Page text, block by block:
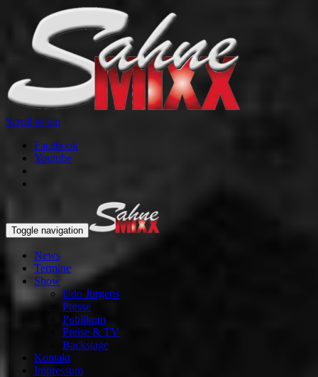
Scroll to top
Facebook
Youtube
Toggle navigation
News
Termine
Show
Udo Jürgens
Presse
Publikum
Preise & TV
Backstage
Kontakt
Impressum